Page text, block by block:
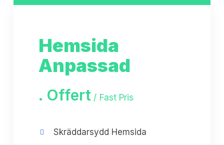
Hemsida
Anpassad
. Offert Fast Pris
Skräddarsydd Hemsida